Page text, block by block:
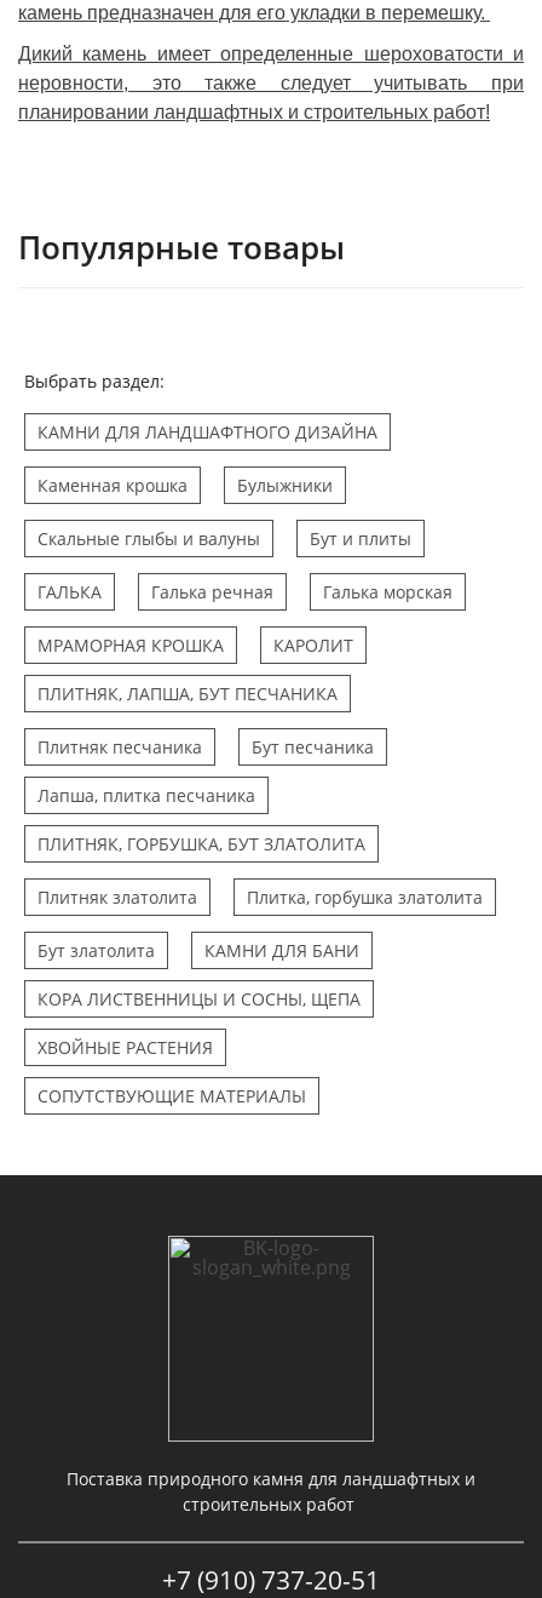
камень предназначен для его укладки в перемешку.
Дикий камень имеет определенные шероховатости и
неровности, это также следует учитывать при
планировании ландшафтных и строительных работ!
Популярные товары
Выбрать раздел:
КАМНИ ДЛЯ ЛАНДШАФТНОГО ДИЗАЙНА
Каменная крошка Булыжники
Скальные глыбы и валуны Бут и плиты
ГАЛЬКА Галька речная Галька морская
МРАМОРНАЯ КРОШКА КАРОЛИТ
ПЛИТНЯК, ЛАПША, БУТ ПЕСЧАНИКА
Плитняк песчаника Бут песчаника
Лапша, плитка песчаника
ПЛИТНЯК, ГОРБУШКА, БУТ ЗЛАТОЛИТА
Плитняк златолита Плитка, горбушка златолита
Бут златолита КАМНИ ДЛЯ БАНИ
КОРА ЛИСТВЕННИЦЫ И СОСНЫ, ЩЕПА
ХВОЙНЫЕ РАСТЕНИЯ
СОПУТСТВУЮЩИЕ МАТЕРИАЛЫ
Поставка природного камня для ландшафтных и
строительных работ
+7 (910) 737-20-51